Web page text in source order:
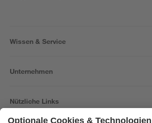
Wissen & Service
Unternehmen
Nützliche Links